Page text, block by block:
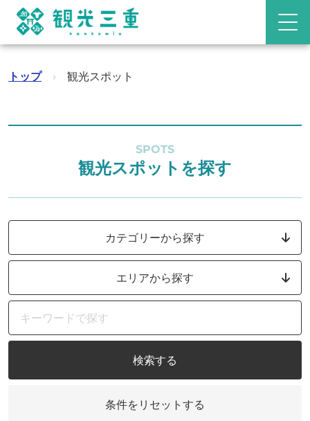
トップ › 観光スポット
SPOTS
観光スポットを探す
カテゴリーから探す
エリアから探す
検索する
条件をリセットする